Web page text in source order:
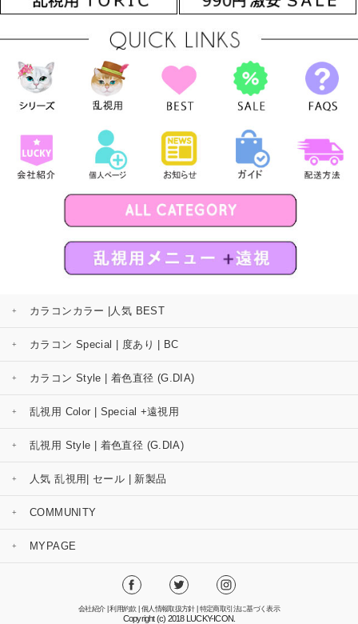
カラコンカラー |人気 BEST
カラコン Special | 度あり | BC
カラコン Style | 着色直径 (G.DIA)
乱視用 Color | Special +遠視用
乱視用 Style | 着色直径 (G.DIA)
人気 乱視用| セール | 新製品
COMMUNITY
MYPAGE
会社紹介|利用約款| 個人情報取扱方針| 特定商取引法に基づく表示
Copyright (c) 2018 LUCKY-ICON.